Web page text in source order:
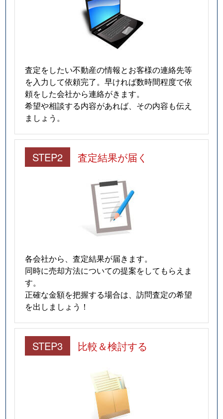
査定をしたい不動産の情報とお客様の連絡先等
を入力して依頼完了。早ければ数時間程度で依
頼をした会社から連絡がきます。
希望や相談する内容があれば、その内容も伝え
ましょう。
STEP2 査定結果が届く
各会社から、査定結果が届きます。
同時に売却方法についての提案をしてもらえま
す。
正確な金額を把握する場合は、訪問査定の希望
を出しましょう！
STEP3 比較＆検討する